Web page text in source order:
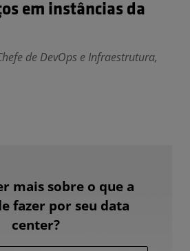
em instâncias da
de DevOps e Infraestrutura,
mais sobre o que a
fazer por seu data
center?